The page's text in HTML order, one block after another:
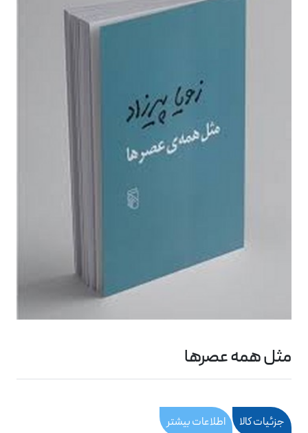
مثل همه عصرها
جزئیات کالا
اطلاعات بیشتر